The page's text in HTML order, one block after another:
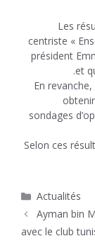
Les
centriste «
président
et
En
sondages
Selon ces
Catégories
Actualités
Ayman bin
avec le club